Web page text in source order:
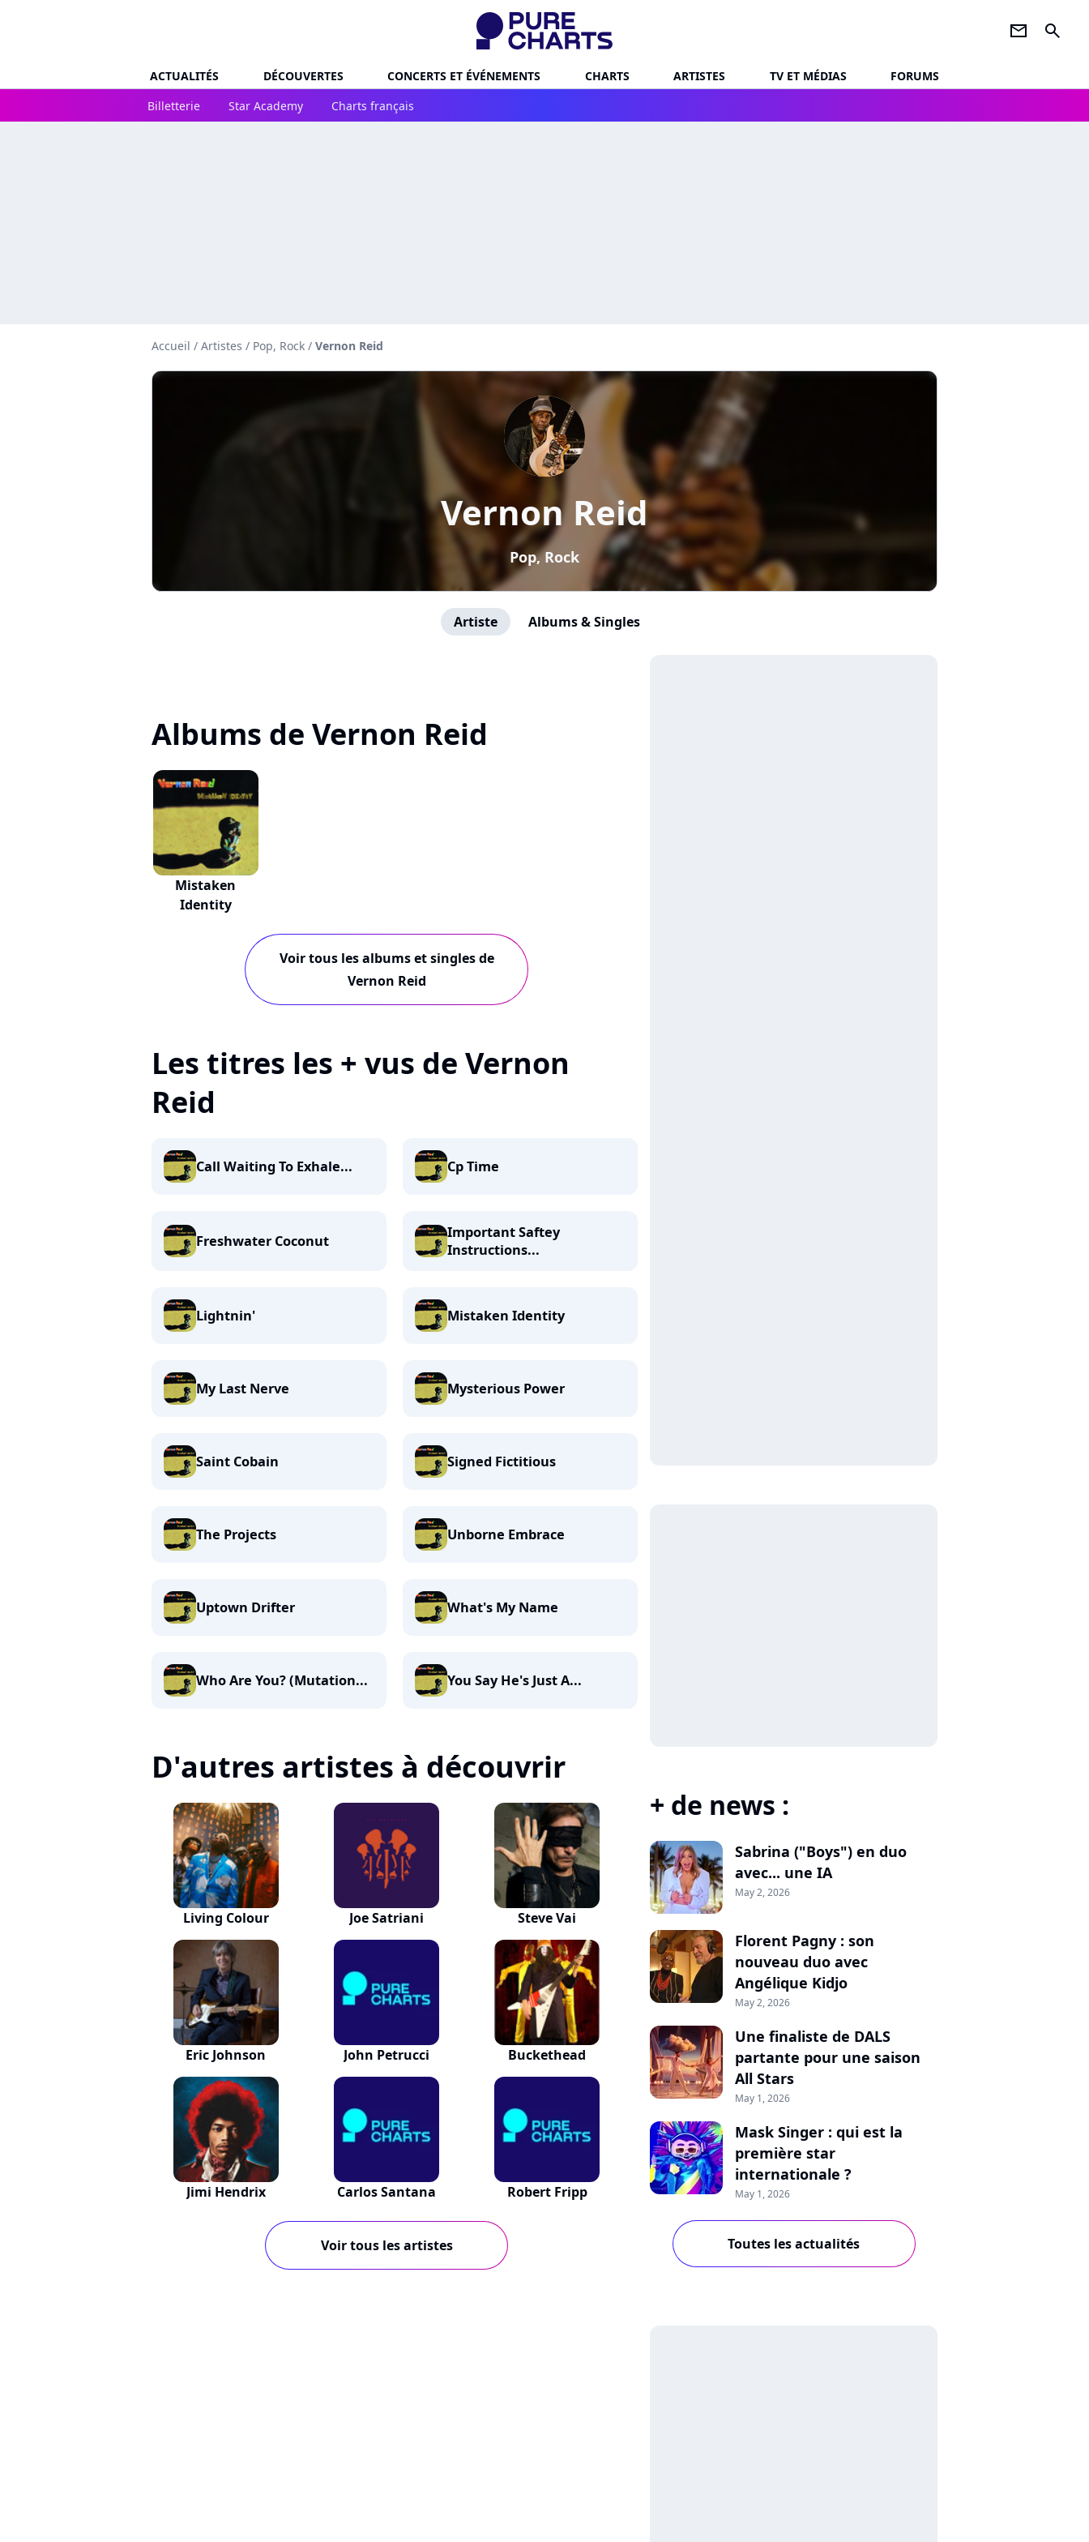
newsletter search
ACTUALITÉS DÉCOUVERTES CONCERTS ET ÉVÉNEMENTS CHARTS ARTISTES TV ET MÉDIAS
FORUMS
Billetterie
Star Academy Charts français
Accueil / Artistes / Pop, Rock / Vernon Reid
Vernon Reid
Pop, Rock
Artiste Albums & Singles
Albums de Vernon Reid
Mistaken
Identity
Voir tous les albums et singles de
Vernon Reid
Les titres les + vus de Vernon
Reid
Call Waiting To Exhale... Cp Time
Freshwater Coconut
Important Saftey
Instructions...
Lightnin' Mistaken Identity
My Last Nerve Mysterious Power
Saint Cobain Signed Fictitious
The Projects Unborne Embrace
Uptown Drifter What's My Name
Who Are You? (Mutation... You Say He's Just A...
D'autres artistes à découvrir
Living Colour Joe Satriani Steve Vai
Eric Johnson John Petrucci Buckethead
Jimi Hendrix Carlos Santana Robert Fripp
Voir tous les artistes
+ de news :
Sabrina ("Boys") en duo
avec... une IA
May 2, 2026
Florent Pagny : son
nouveau duo avec
Angélique Kidjo
May 2, 2026
Une finaliste de DALS
partante pour une saison
All Stars
May 1, 2026
Mask Singer : qui est la
première star
internationale ?
May 1, 2026
Toutes les actualités